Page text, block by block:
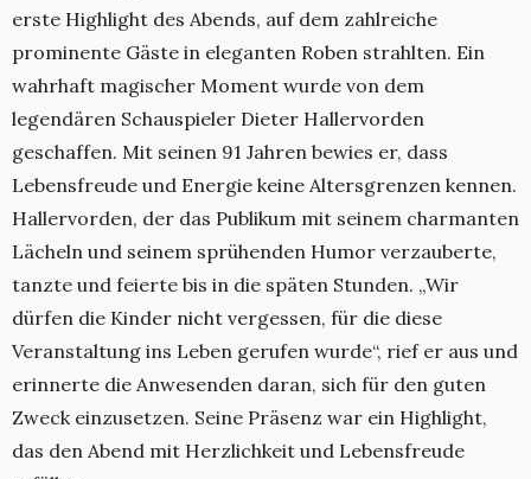
erste Highlight des Abends, auf dem zahlreiche
prominente Gäste in eleganten Roben strahlten. Ein
wahrhaft magischer Moment wurde von dem
legendären Schauspieler Dieter Hallervorden
geschaffen. Mit seinen 91 Jahren bewies er, dass
Lebensfreude und Energie keine Altersgrenzen kennen.
Hallervorden, der das Publikum mit seinem charmanten
Lächeln und seinem sprühenden Humor verzauberte,
tanzte und feierte bis in die späten Stunden. „Wir
dürfen die Kinder nicht vergessen, für die diese
Veranstaltung ins Leben gerufen wurde“, rief er aus und
erinnerte die Anwesenden daran, sich für den guten
Zweck einzusetzen. Seine Präsenz war ein Highlight,
das den Abend mit Herzlichkeit und Lebensfreude